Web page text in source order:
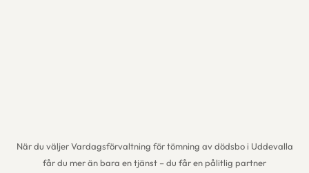
När du väljer Vardagsförvaltning för tömning av dödsbo i Uddevalla
får du mer än bara en tjänst – du får en pålitlig partner